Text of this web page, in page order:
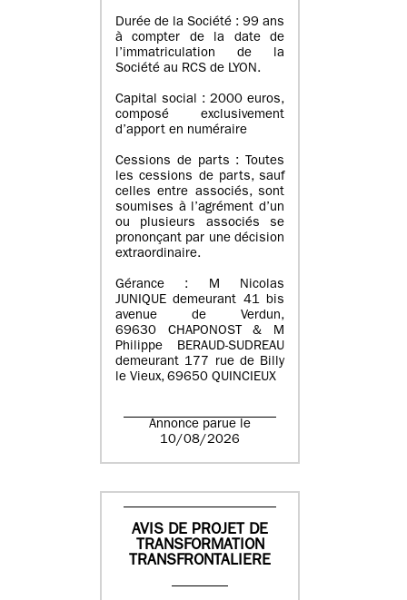
Durée de la Société : 99 ans
à compter de la date de
l’immatriculation de la
Société au RCS de LYON.
Capital social : 2000 euros,
composé exclusivement
d’apport en numéraire
Cessions de parts : Toutes
les cessions de parts, sauf
celles entre associés, sont
soumises à l’agrément d’un
ou plusieurs associés se
prononçant par une décision
extraordinaire.
Gérance : M Nicolas
JUNIQUE demeurant 41 bis
avenue de Verdun,
69630 CHAPONOST & M
Philippe BERAUD-SUDREAU
demeurant 177 rue de Billy
le Vieux, 69650 QUINCIEUX
Annonce parue le
10/08/2026
AVIS DE PROJET DE
TRANSFORMATION
TRANSFRONTALIERE